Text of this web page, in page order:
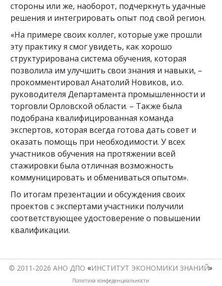
стороны или же, наоборот, подчеркнуть удачные
решения и интегрировать опыт под свой регион.
«На примере своих коллег, которые уже прошли
эту практику я смог увидеть, как хорошо
структурирована система обучения, которая
позволила им улучшить свои знания и навыки, –
прокомментировал Анатолий Новиков, и.о.
руководителя Департамента промышленности и
торговли Орловской области. – Также была
подобрана квалифицированная команда
экспертов, которая всегда готова дать совет и
оказать помощь при необходимости. У всех
участников обучения на протяжении всей
стажировки была отличная возможность
коммуницировать и обмениваться опытом».
По итогам презентации и обсуждения своих
проектов с экспертами участники получили
соответствующее удостоверение о повышении
квалификации.
© 2011-2026 АНО ДПО «ИНСТИТУТ ЭКОНОМИКИ ЗНАНИЙ
Политика конфеденциальности